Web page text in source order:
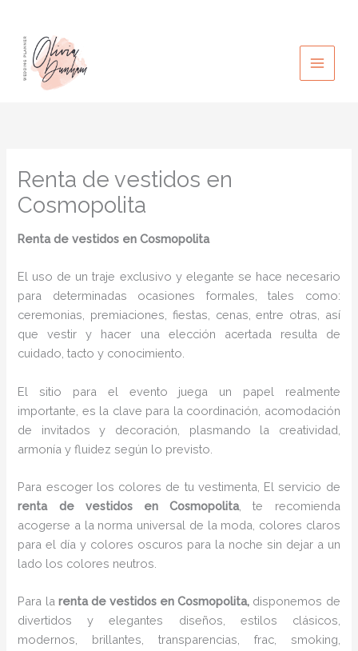
contenido
Renta de vestidos en
Cosmopolita
Renta de vestidos en Cosmopolita
El uso de un traje exclusivo y elegante se hace necesario
para determinadas ocasiones formales, tales como:
ceremonias, premiaciones, fiestas, cenas, entre otras, así
que vestir y hacer una elección acertada resulta de
cuidado, tacto y conocimiento.
El sitio para el evento juega un papel realmente
importante, es la clave para la coordinación, acomodación
de invitados y decoración, plasmando la creatividad,
armonía y fluidez según lo previsto.
Para escoger los colores de tu vestimenta, El servicio de
renta de vestidos en Cosmopolita, te recomienda
acogerse a la norma universal de la moda, colores claros
para el día y colores oscuros para la noche sin dejar a un
lado los colores neutros.
Para la renta de vestidos en Cosmopolita, disponemos de
divertidos y elegantes diseños, estilos clásicos,
modernos, brillantes, transparencias, frac, smoking,